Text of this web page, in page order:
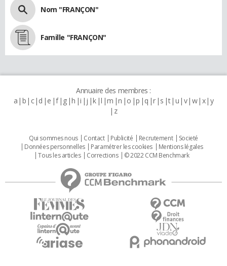
Nom "FRANÇON"
Famille "FRANÇON"
Annuaire des membres :
a b c d e f g h i j k l m n o p q r s t u v w x y
z
Qui sommes nous Contact Publicité Recrutement
Societé
Données personnelles
Paramétrer les cookies
Mentions légales
Tous les articles
Corrections © 2022 CCM Benchmark